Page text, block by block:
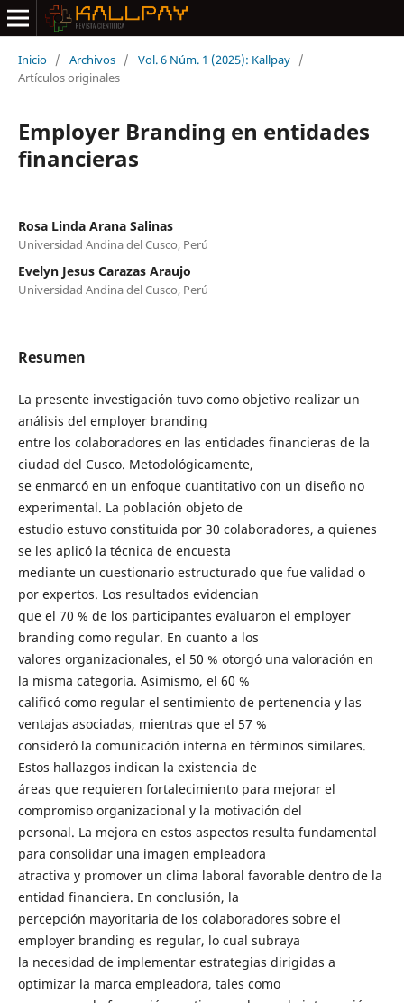
Inicio / Archivos / Vol. 6 Núm. 1 (2025): Kallpay /
Artículos originales
Employer Branding en entidades
financieras
Rosa Linda Arana Salinas
Universidad Andina del Cusco, Perú
Evelyn Jesus Carazas Araujo
Universidad Andina del Cusco, Perú
Resumen
La presente investigación tuvo como objetivo realizar un
análisis del employer branding
entre los colaboradores en las entidades financieras de la
ciudad del Cusco. Metodológicamente,
se enmarcó en un enfoque cuantitativo con un diseño no
experimental. La población objeto de
estudio estuvo constituida por 30 colaboradores, a quienes
se les aplicó la técnica de encuesta
mediante un cuestionario estructurado que fue validad o
por expertos. Los resultados evidencian
que el 70 % de los participantes evaluaron el employer
branding como regular. En cuanto a los
valores organizacionales, el 50 % otorgó una valoración en
la misma categoría. Asimismo, el 60 %
calificó como regular el sentimiento de pertenencia y las
ventajas asociadas, mientras que el 57 %
consideró la comunicación interna en términos similares.
Estos hallazgos indican la existencia de
áreas que requieren fortalecimiento para mejorar el
compromiso organizacional y la motivación del
personal. La mejora en estos aspectos resulta fundamental
para consolidar una imagen empleadora
atractiva y promover un clima laboral favorable dentro de la
entidad financiera. En conclusión, la
percepción mayoritaria de los colaboradores sobre el
employer branding es regular, lo cual subraya
la necesidad de implementar estrategias dirigidas a
optimizar la marca empleadora, tales como